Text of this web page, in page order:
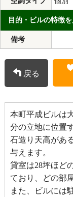
目的・ビルの特徴
備考
戻る
本町平成ビルは
分の立地に位置
石造り天高があ
与えます。
貸室は28坪ほど
ており、どの部
また、ビルには